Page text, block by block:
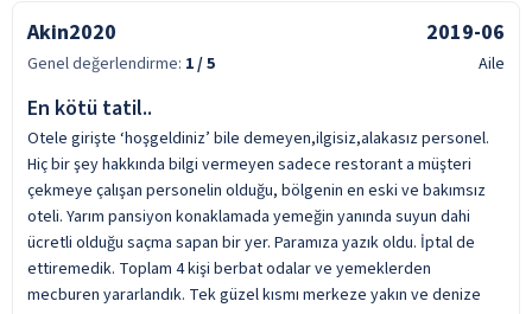
Akin2020 2019-06
Genel değerlendirme: 1/ 5 Aile
En kötü tatil..
Otele girişte ‘hoşgeldiniz’ bile demeyen,ilgisiz,alakasız personel.
Hiç bir şey hakkında bilgi vermeyen sadece restorant a müşteri
çekmeye çalışan personelin olduğu, bölgenin en eski ve bakımsız
oteli. Yarım pansiyon konaklamada yemeğin yanında suyun dahi
ücretli olduğu saçma sapan bir yer. Paramıza yazık oldu. İptal de
ettiremedik. Toplam 4 kişi berbat odalar ve yemeklerden
mecburen yararlandık. Tek güzel kısmı merkeze yakın ve denize